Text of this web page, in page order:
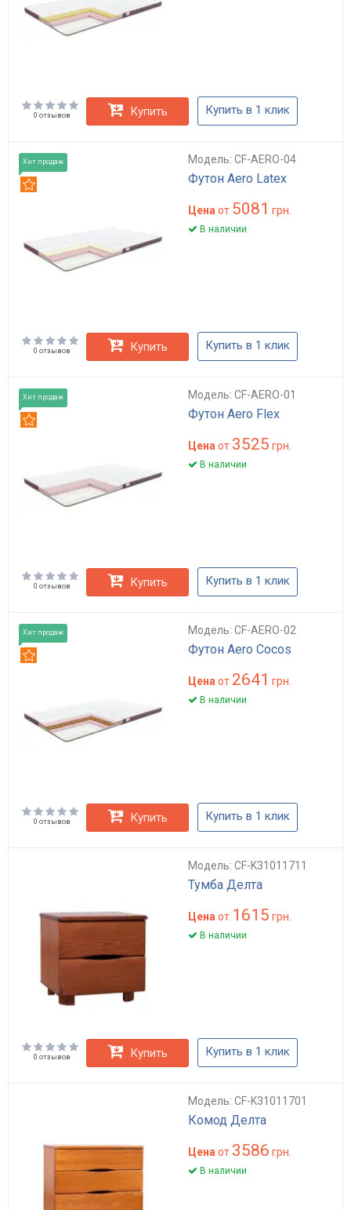
0 отзывов Купить Купить в 1 клик
Хит продаж Модель: CF-AERO-04
Футон Aero Latex
Цена от 5081 грн.
В наличии
0 отзывов Купить Купить в 1 клик
Хит продаж Модель: CF-AERO-01
Футон Aero Flex
Цена от 3525 грн.
В наличии
0 отзывов Купить Купить в 1 клик
Хит продаж Модель: CF-AERO-02
Футон Aero Cocos
Цена от 2641 грн.
В наличии
0 отзывов Купить Купить в 1 клик
Модель: CF-K31011711
Тумба Делта
Цена от 1615 грн.
В наличии
0 отзывов Купить Купить в 1 клик
Модель: CF-K31011701
Комод Делта
Цена от 3586 грн.
В наличии